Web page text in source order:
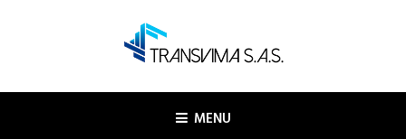
TRANSVIMA SAS
Logística y transporte
MENU